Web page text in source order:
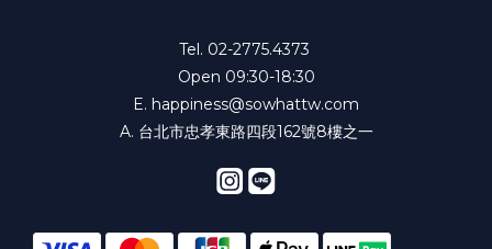
Tel. 02-2775.4373
Open 09:30-18:30
E. happiness@sowhattw.com
A. 台北市忠孝東路四段162號8樓之一